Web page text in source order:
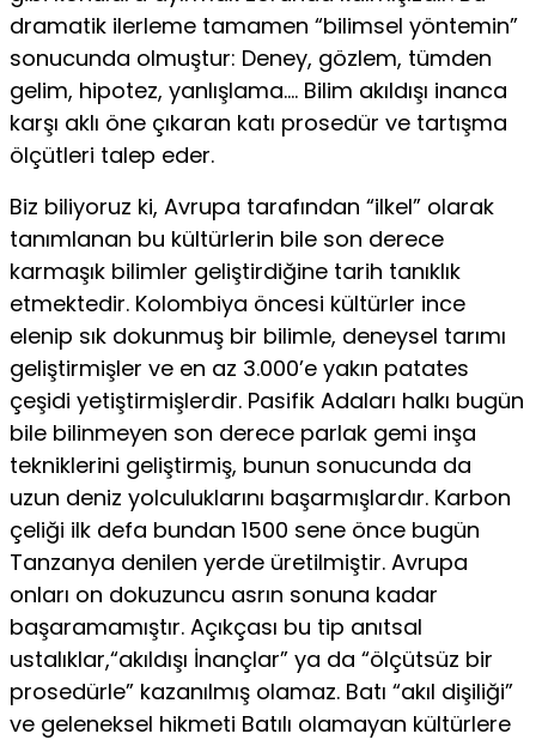
dramatik ilerleme tamamen “bilimsel yöntemin”
sonucunda olmuştur: Deney, gözlem, tümden
gelim, hipotez, yanlışlama…. Bilim akıldışı inanca
karşı aklı öne çıkaran katı prosedür ve tartışma
ölçütleri talep eder.
Biz biliyoruz ki, Avrupa tarafından “ilkel” olarak
tanımlanan bu kültürlerin bile son derece
karmaşık bilimler geliştirdiğine tarih tanıklık
etmektedir. Kolombiya öncesi kültürler ince
elenip sık dokunmuş bir bilimle, deneysel tarımı
geliştirmişler ve en az 3.000’e yakın patates
çeşidi yetiştirmişlerdir. Pasifik Adaları halkı bugün
bile bilinmeyen son derece parlak gemi inşa
tekniklerini geliştirmiş, bunun sonucunda da
uzun deniz yolculuklarını başarmışlardır. Karbon
çeliği ilk defa bundan 1500 sene önce bugün
Tanzanya denilen yerde üretilmiştir. Avrupa
onları on dokuzuncu asrın sonuna kadar
başaramamıştır. Açıkçası bu tip anıtsal
ustalıklar,“akıldışı İnançlar” ya da “ölçütsüz bir
prosedürle” kazanılmış olamaz. Batı “akıl dişiliği”
ve geleneksel hikmeti Batılı olamayan kültürlere